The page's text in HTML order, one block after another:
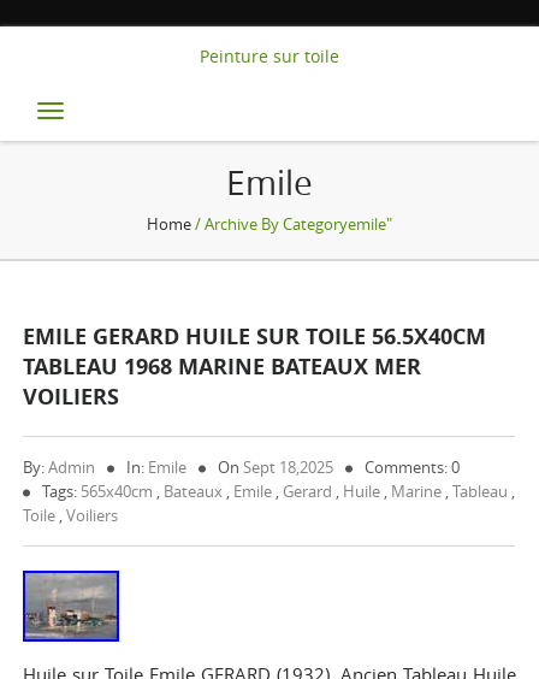
Peinture sur toile
Toggle
navigation
Emile
Home/ Archive By Categoryemile"
EMILE GERARD HUILE SUR TOILE 56.5X40CM
TABLEAU 1968 MARINE BATEAUX MER
VOILIERS
By:Admin In: Emile OnSept 18,2025
Comments: 0
Tags: 565x40cm , Bateaux , Emile , Gerard , Huile , Marine ,Tableau ,
Toile ,Voiliers
Huile sur Toile Emile GERARD (1932). Ancien Tableau Huile